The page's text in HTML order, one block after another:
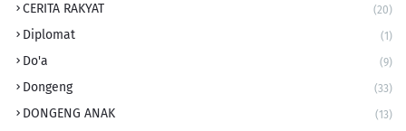
CERITA RAKYAT (20)
Diplomat (1)
Do'a (9)
Dongeng (33)
DONGENG ANAK (13)